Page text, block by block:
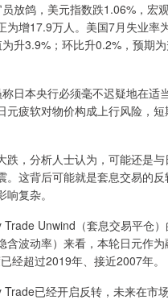
鸽，美元指数跌1.06%，宏
增17.9万人。美国7月失业率
升3.9%；环比升0.2%，预期
本央行必须毫不迟疑地在适
疲软对物价构成上行风险，
，分析人士认为，可能还是
这背后可能就是套息交易的
复杂。
Unwind（套息交易平仓）
含波动率）来看，本轮日元作
经超过2019年、接近2007年。
已经开启反转，未来在市